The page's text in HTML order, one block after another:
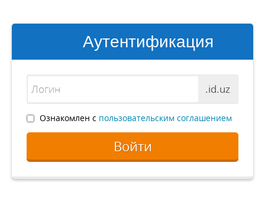
Аутентификация
.id.uz
Ознакомлен с пользовательским соглашением
Войти